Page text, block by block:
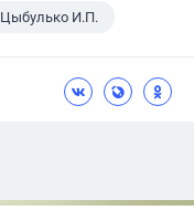
Цыбулько И.П.